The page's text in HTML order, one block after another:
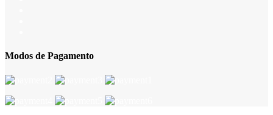
Modos de Pagamento